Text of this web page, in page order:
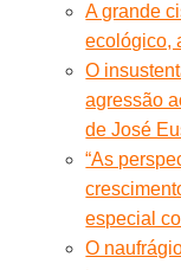
A grande
ecológico,
O
agressão
de José
“As
especial
O